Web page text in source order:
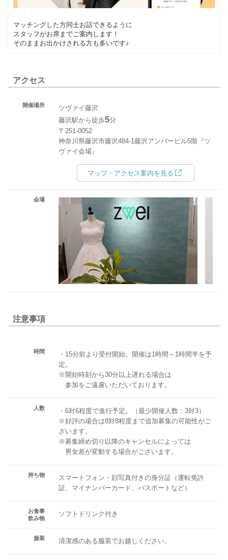
マッチングした方同士お話できるように
スタッフがお席までご案内します！
そのままお出かけされる方も多いです♪
アクセス
開催場所
ツヴァイ藤沢
藤沢駅から徒歩5分
〒251-0052
神奈川県藤沢市藤沢484-1藤沢アンバービル5階『ツ
ヴァイ会場』
マップ・アクセス案内を見る
会場
注意事項
時間
・15分前より受付開始。開催は1時間～1時間半を予
定。
※開始時刻から30分以上遅れる場合は
参加をご遠慮いただいております。
人数
・6対6程度で進行予定。（最少開催人数：3対3）
※好評の場合は8対8程度まで追加募集の可能性がご
ざいます。
※募集締め切り以降のキャンセルによっては
男女差が変動する場合がございます。
持ち物
スマートフォン・顔写真付きの身分証（運転免許
証、マイナンバーカード、パスポートなど）
お食事
飲み物
ソフトドリンク付き
服装 清潔感のある服装でお越しください。